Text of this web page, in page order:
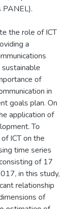
PANEL).
the role of ICT
a
of
in
goals plan. On
application of
To
ICT on the
time series
of 17
in this study,
relationship
of